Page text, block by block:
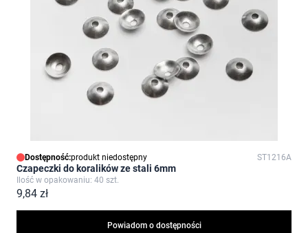
Dostępność:produkt niedostępny ST1216A
Czapeczki do koralików ze stali 6mm
Ilość w opakowaniu: 40 szt.
9,84 zł
Powiadom o dostępności